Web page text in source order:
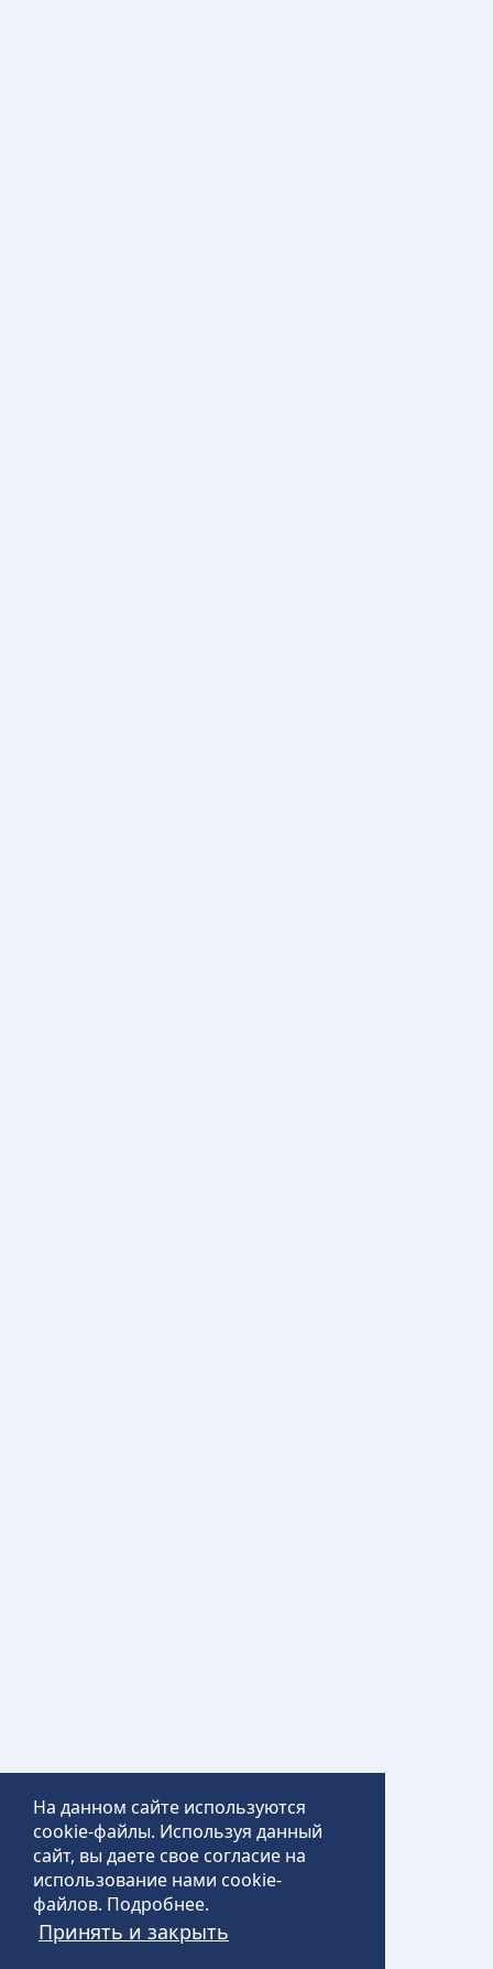
На данном сайте используются
cookie-файлы. Используя данный
сайт, вы даете свое согласие на
использование нами cookie-
файлов. Подробнее.
Принять и закрыть